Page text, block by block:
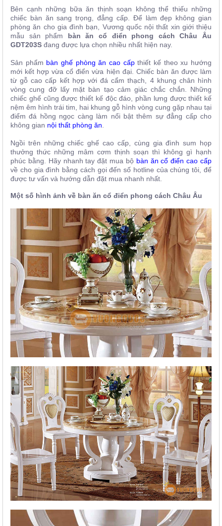
Hàng
Thất
Hàng
Bên cạnh những bữa ăn thịnh soạn không thể thiếu những
chiếc bàn ăn sang trọng, đẳng cấp. Để làm đẹp không gian
phòng ăn cho gia đình bạn, Vương quốc nội thất xin giới thiệu
mẫu sản phẩm bàn ăn cổ điển phong cách Châu Âu
GDT203S đang được lựa chọn nhiều nhất hiện nay.
Sản phẩm bàn ghế phòng ăn cao cấpthiết kế theo xu hướng
mới kết hợp vừa cổ điển vừa hiện đại. Chiếc bàn ăn được làm
từ gỗ cao cấp kết hợp với đá cẩm thạch, 4 khung chân hình
vòng cung đỡ lấy mặt bàn tạo cảm giác chắc chắn. Những
chiếc ghế cũng được thiết kế độc đáo, phần lưng được thiết kế
nệm êm hình trái tim, hai khung gỗ hình vòng cung gặp nhau tại
điểm đá hồng ngọc càng làm nổi bật thêm sự đẳng cấp cho
không gian nội thất phòng ăn
Ngồi trên những chiếc ghế cao cấp, cùng gia đình sum họp
thưởng thức những mâm cơm thịnh soạn thì không gì hạnh
phúc bằng. Hãy nhanh tay đặt mua bộ bàn ăn cổ điển cao cấp
về cho gia đình bằng cách gọi đến số hotline của chúng tôi, để
được tư vấn và hướng dẫn đặt mua nhanh nhất.
Một số hình ảnh về bàn ăn cổ điển phong cách Châu Âu